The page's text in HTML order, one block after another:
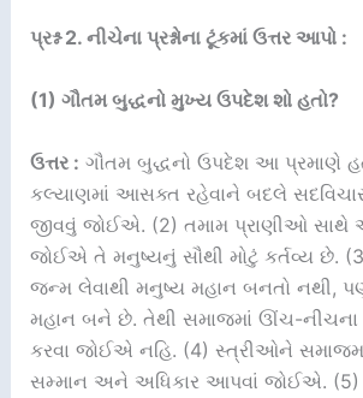
પ્રશ્ન 2. નીચેના પ્રશ્નોના ટૂંકમાં ઉત્તર આપો :
(1) ગૌતમ બુદ્ધનો મુખ્ય ઉપદેશ શો હતો?
ઉત્તર : ગૌતમ બુદ્ધનો ઉપદેશ આ પ્રમાણે
કલ્યાણમાં આસક્ત રહેવાને બદલે
જીવવું જોઈએ. (2) તમામ પ્રાણીઓ સાથે
જોઈએ તે મનુષ્યનું સૌથી મોટું કર્તવ્ય છે.
જન્મ લેવાથી મનુષ્ય મહાન બનતો નથી, પણ
મહાન બને છે. તેથી સમાજમાં ઊંચ-
કરવા જોઈએ નહિ. (4) સ્ત્રીઓને
સમ્માન અને અધિકાર આપવાં જોઈએ. (5)